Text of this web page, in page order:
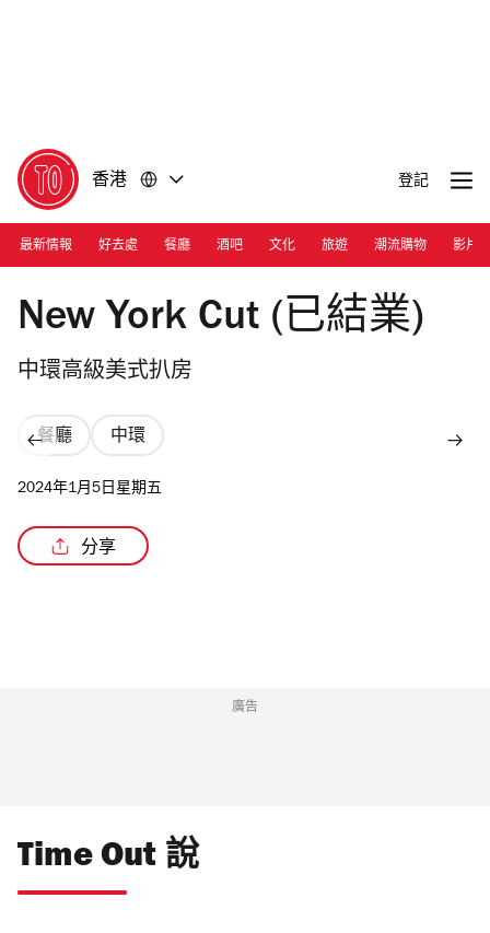
香港 登記
最新情報 好去處 餐廳 酒吧 文化 旅遊 潮流購物 影片
Photograph: Courtesy NewYork Cut
New York Cut (已結業)
中環高級美式扒房
餐廳 中環
2024年1月5日星期五
分享
廣告
Time Out 說